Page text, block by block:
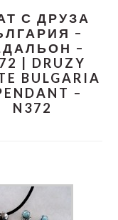
С ДРУЗА
–
–
| DRUZY
BULGARIA
–
N372